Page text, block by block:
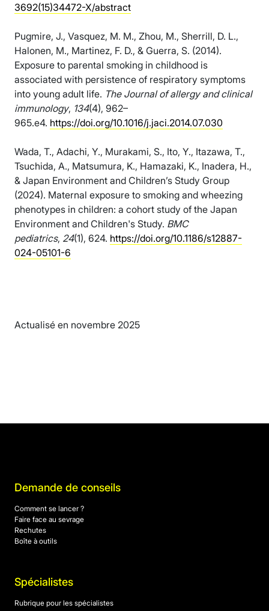
3692(15)34472-X/abstract
Pugmire, J., Vasquez, M. M., Zhou, M., Sherrill, D. L.,
Halonen, M., Martinez, F. D., & Guerra, S. (2014).
Exposure to parental smoking in childhood is
associated with persistence of respiratory symptoms
into young adult life. The Journal of allergy and clinical
immunology, 134(4), 962–
965.e4. https://doi.org/10.1016/j.jaci.2014.07.030
Wada, T., Adachi, Y., Murakami, S., Ito, Y., Itazawa, T.,
Tsuchida, A., Matsumura, K., Hamazaki, K., Inadera, H.,
& Japan Environment and Children’s Study Group
(2024). Maternal exposure to smoking and wheezing
phenotypes in children: a cohort study of the Japan
Environment and Children's Study. BMC
pediatrics, 24(1), 624. https://doi.org/10.1186/s12887-
024-05101-6
Actualisé en novembre 2025
Demande de conseils
Comment se lancer ?
Faire face au sevrage
Rechutes
Boîte à outils
Spécialistes
Rubrique pour les spécialistes